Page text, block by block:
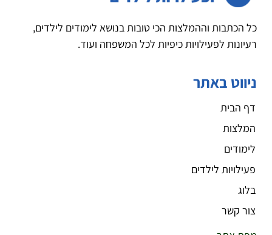
כל הכתבות וההמלצות הכי טובות בנושא לימודים לילדים,
רעיונות לפעילויות כיפיות לכל המשפחה ועוד.
ניווט באתר
דף הבית
המלצות
לימודים
פעילויות לילדים
בלוג
צור קשר